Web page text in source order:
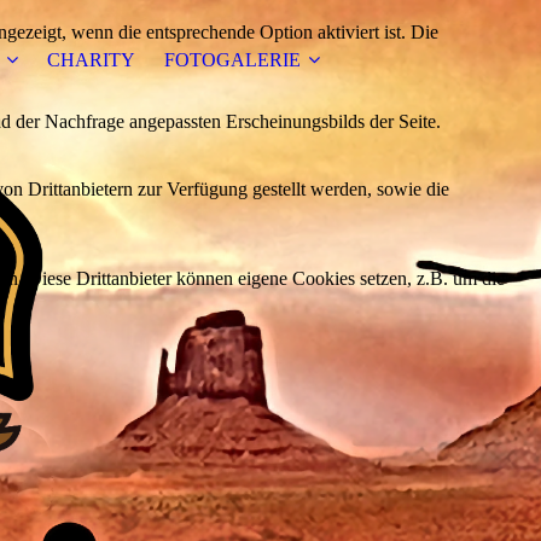
CHARITY FOTOGALERIE
wenn die entsprechende Option aktiviert ist. Die
Nachfrage angepassten Erscheinungsbilds der Seite.
Drittanbietern zur Verfügung gestellt werden, sowie die
Diese Drittanbieter können eigene Cookies setzen, z.B. um die